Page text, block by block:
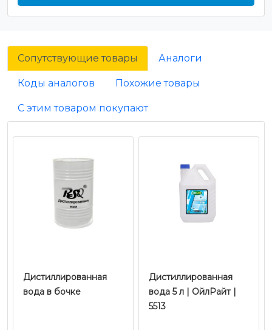
Сопутствующие товары Аналоги
Коды аналогов Похожие товары
С этим товаром покупают
Дистиллированная
вода в бочке
Дистиллированная
вода 5 л | ОйлРайт |
5513